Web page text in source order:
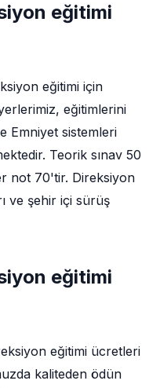
eğitimi
eğitimi için
eğitimlerini
Emniyet sistemleri
Teorik sınav 50
not 70'tir. Direksiyon
ve şehir içi sürüş
eğitimi
eğitimi ücretleri
kaliteden ödün